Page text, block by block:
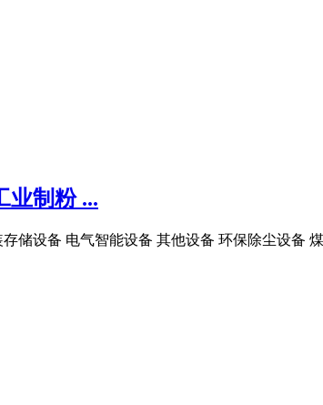
业制粉 ...
储设备 电气智能设备 其他设备 环保除尘设备